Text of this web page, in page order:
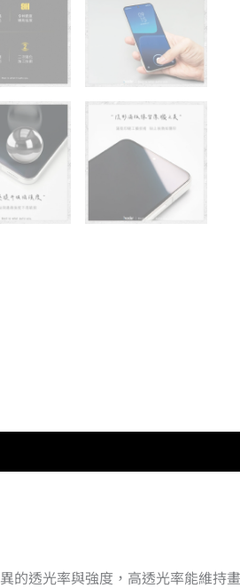
的透光率與強度，高透光率能維持